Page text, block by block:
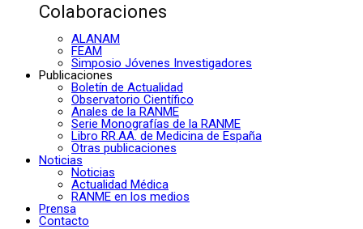
Colaboraciones
ALANAM
FEAM
Simposio Jóvenes Investigadores
Publicaciones
Boletín de Actualidad
Observatorio Científico
Anales de la RANME
Serie Monografías de la RANME
Libro RR.AA. de Medicina de España
Otras publicaciones
Noticias
Noticias
Actualidad Médica
RANME en los medios
Prensa
Contacto